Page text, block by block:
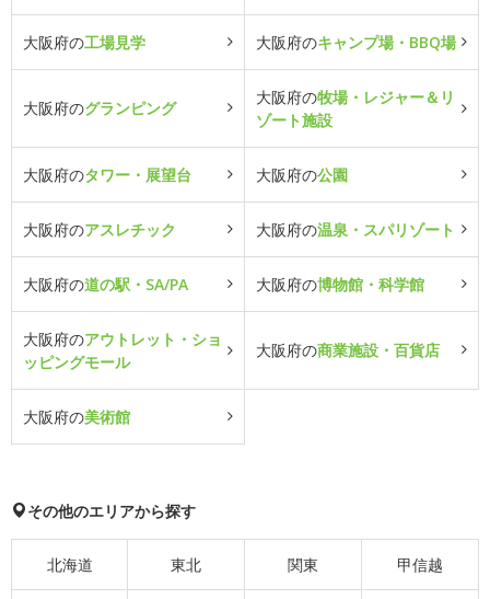
大阪府の工場見学 大阪府のキャンプ場・BBQ場
大阪府のグランピング
大阪府の牧場・レジャー＆リ
ゾート施設
大阪府のタワー・展望台 大阪府の公園
大阪府のアスレチック 大阪府の温泉・スパリゾート
大阪府の道の駅・SA/PA 大阪府の博物館・科学館
大阪府のアウトレット・ショ
ッピングモール
大阪府の商業施設・百貨店
大阪府の美術館
その他のエリアから探す
北海道 東北 関東 甲信越